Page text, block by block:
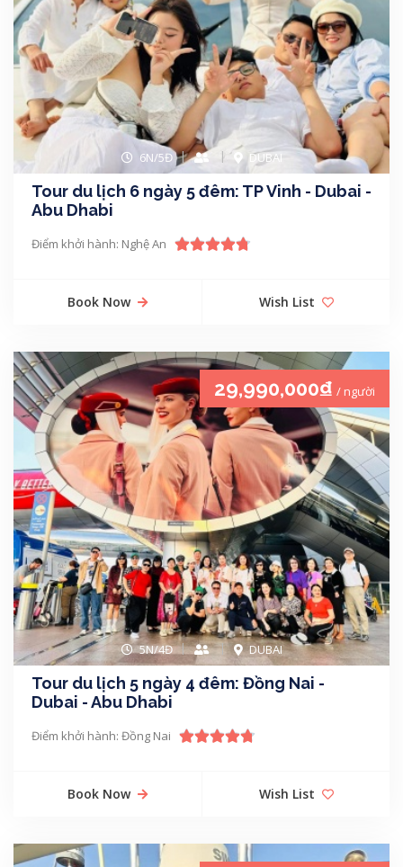
6N/5Đ DUBAI
Tour du lịch 6 ngày 5 đêm: TP Vinh - Dubai -
Abu Dhabi
Điểm khởi hành: Nghệ An
Book Now Wish List
29,990,000₫ / người
5N/4Đ DUBAI
Tour du lịch 5 ngày 4 đêm: Đồng Nai -
Dubai - Abu Dhabi
Điểm khởi hành: Đồng Nai
Book Now Wish List